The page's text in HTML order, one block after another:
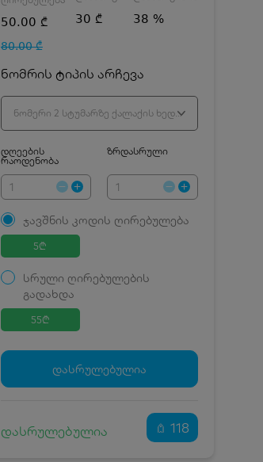
50.00 ₾
80.00 ₾
30 ₾ 38 %
ნომრის ტიპის არჩევა
ნომერი 2 სტუმარზე ქალაქის ხედით
დღეების
რაოდენობა
ზრდასრული
ჯავშნის კოდის ღირებულება
5₾
სრული ღირებულების
გადახდა
55₾
ჯავშნის კოდი
5 ₾
დამატებითი საწოლი
კვება
0 ₾
50 ₾
დასრულებულია
დასრულებულია 118